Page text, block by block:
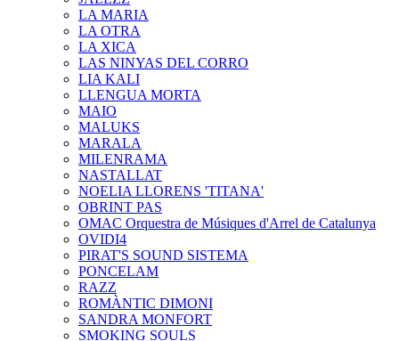
LA MARIA
LA OTRA
LA XICA
LAS NINYAS DEL CORRO
LIA KALI
LLENGUA MORTA
MAIO
MALUKS
MARALA
MILENRAMA
NASTALLAT
NOELIA LLORENS 'TITANA'
OBRINT PAS
OMAC Orquestra de Músiques d'Arrel de Catalunya
OVIDI4
PIRAT'S SOUND SISTEMA
PONCELAM
RAZZ
ROMÀNTIC DIMONI
SANDRA MONFORT
SMOKING SOULS